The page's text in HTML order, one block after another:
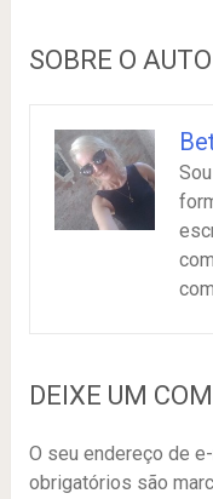
SOBRE O
DEIXE UM
O seu endereço de
obrigatórios são